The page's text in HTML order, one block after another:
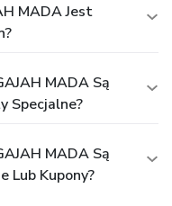
MADA Jest
MADA Są
Specjalne?
MADA Są
Lub Kupony?